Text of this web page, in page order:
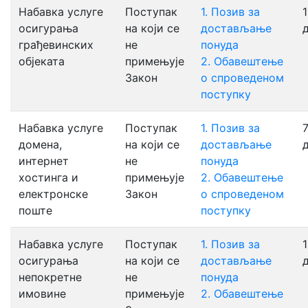
Набавка услуге
осигурања
грађевинских
објеката
Поступак
на који се
не
примењује
Закон
1. Позив за
достављањe
понуда
2. Обавештење
о спроведеном
поступку
Набавка услуге
домена,
интернет
хостинга и
електронске
поште
Поступак
на који се
не
примењује
Закон
1. Позив за
достављањe
понуда
2. Обавештење
о спроведеном
поступку
Набавка услуге
осигурања
непокретне
имовине
Поступак
на који се
не
примењује
1. Позив за
достављањe
понуда
2. Обавештење